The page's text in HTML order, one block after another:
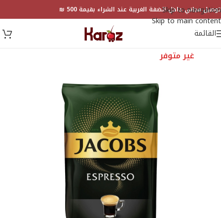
Skip to navigation
Skip to main content
توصيل مجاني داخل الضفة الغربية عند الشراء بقيمة 500 ₪
القائمة
غير متوفر